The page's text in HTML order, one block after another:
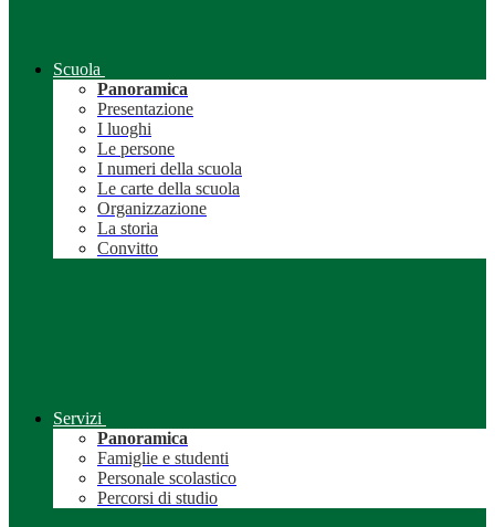
Scuola
Panoramica
Presentazione
I luoghi
Le persone
I numeri della scuola
Le carte della scuola
Organizzazione
La storia
Convitto
Servizi
Panoramica
Famiglie e studenti
Personale scolastico
Percorsi di studio